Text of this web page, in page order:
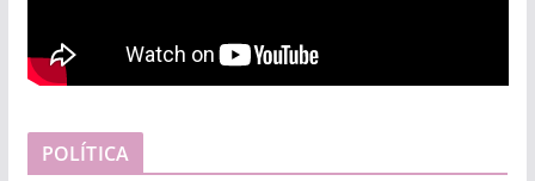
POLÍTICA